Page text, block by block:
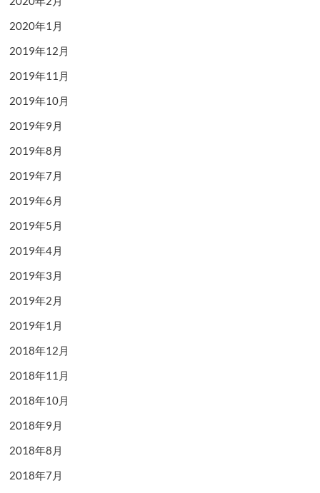
2020年1月
2019年12月
2019年11月
2019年10月
2019年9月
2019年8月
2019年7月
2019年6月
2019年5月
2019年4月
2019年3月
2019年2月
2019年1月
2018年12月
2018年11月
2018年10月
2018年9月
2018年8月
2018年7月